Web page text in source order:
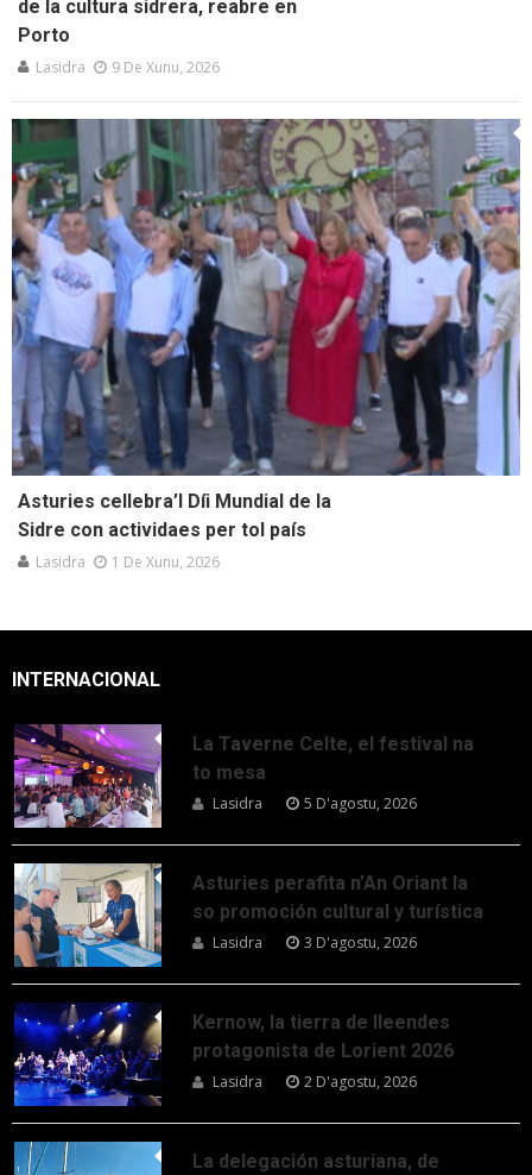
de la cultura sidrera, reabre en
Porto
Lasidra 9 De Xunu, 2026
Asturies cellebra’l Díi Mundial de la
Sidre con actividaes per tol país
Lasidra 1 De Xunu, 2026
INTERNACIONAL
La Taverne Celte, el festival na
to mesa
Lasidra 5 D'agostu, 2026
Asturies perafita n’An Oriant la
so promoción cultural y turística
Lasidra 3 D'agostu, 2026
Kernow, la tierra de lleendes
protagonista de Lorient 2026
Lasidra 2 D'agostu, 2026
La delegación asturiana, de